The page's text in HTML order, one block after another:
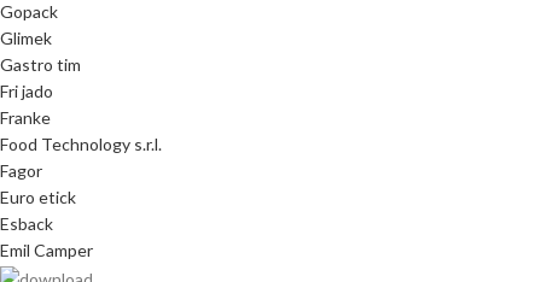
Gopack
Glimek
Gastro tim
Fri jado
Franke
Food Technology s.r.l.
Fagor
Euro etick
Esback
Emil Camper